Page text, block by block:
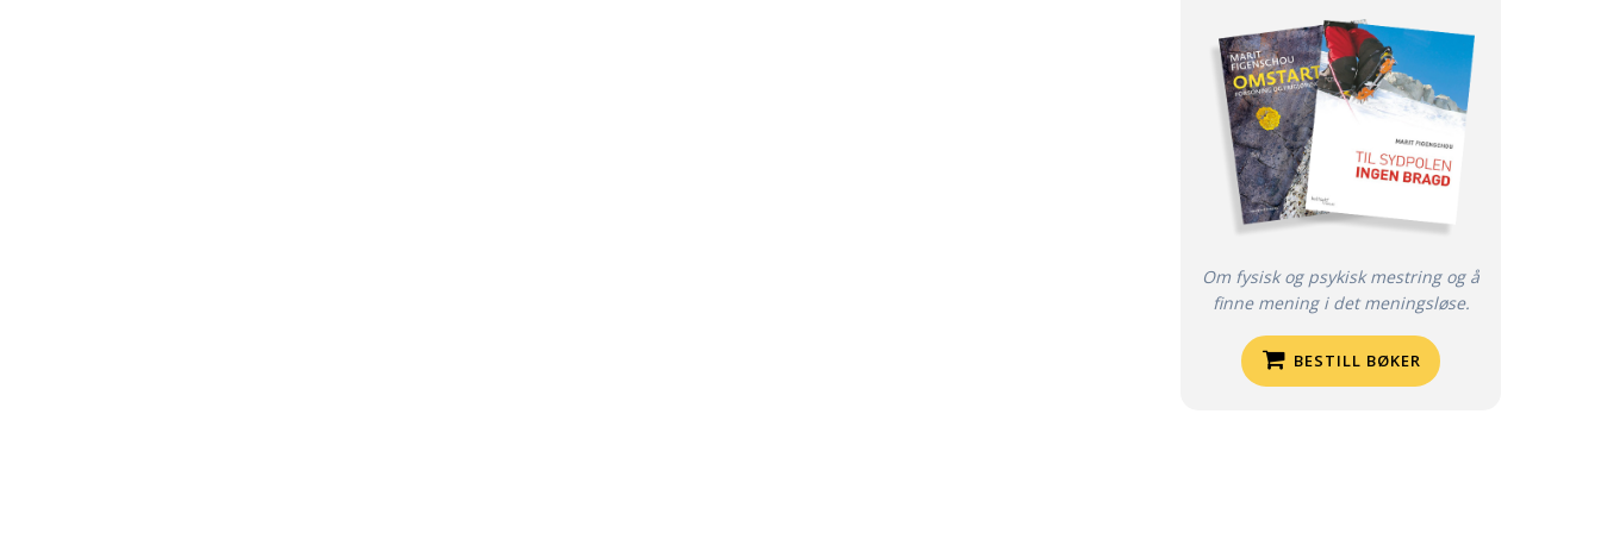
Om fysisk og psykisk mestring og å
finne mening i det meningsløse.
BESTILL BØKER